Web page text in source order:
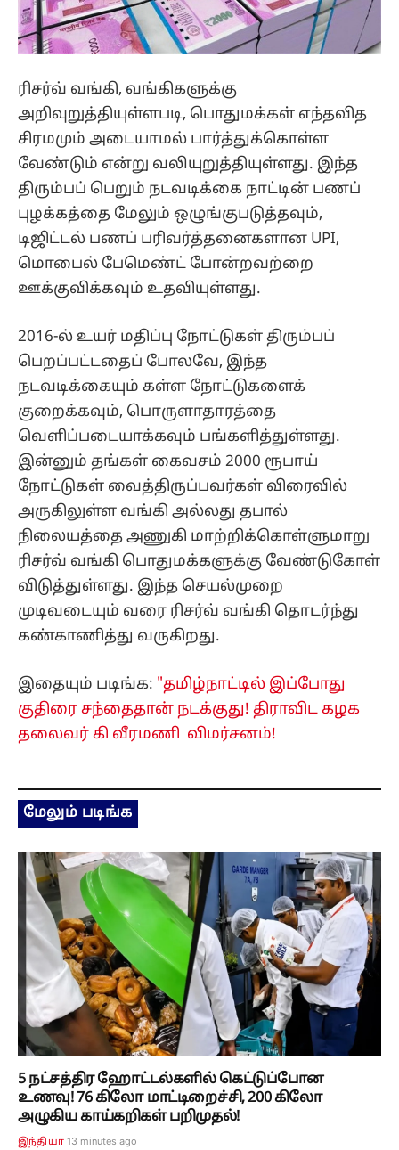
ரிசர்வ் வங்கி, வங்கிகளுக்கு
அறிவுறுத்தியுள்ளபடி, பொதுமக்கள் எந்தவித
சிரமமும் அடையாமல் பார்த்துக்கொள்ள
வேண்டும் என்று வலியுறுத்தியுள்ளது. இந்த
திரும்பப் பெறும் நடவடிக்கை நாட்டின் பணப்
புழக்கத்தை மேலும் ஒழுங்குபடுத்தவும்,
டிஜிட்டல் பணப் பரிவர்த்தனைகளான UPI,
மொபைல் பேமெண்ட் போன்றவற்றை
ஊக்குவிக்கவும் உதவியுள்ளது.
2016-ல் உயர் மதிப்பு நோட்டுகள் திரும்பப்
பெறப்பட்டதைப் போலவே, இந்த
நடவடிக்கையும் கள்ள நோட்டுகளைக்
குறைக்கவும், பொருளாதாரத்தை
வெளிப்படையாக்கவும் பங்களித்துள்ளது.
இன்னும் தங்கள் கைவசம் 2000 ரூபாய்
நோட்டுகள் வைத்திருப்பவர்கள் விரைவில்
அருகிலுள்ள வங்கி அல்லது தபால்
நிலையத்தை அணுகி மாற்றிக்கொள்ளுமாறு
ரிசர்வ் வங்கி பொதுமக்களுக்கு வேண்டுகோள்
விடுத்துள்ளது. இந்த செயல்முறை
முடிவடையும் வரை ரிசர்வ் வங்கி தொடர்ந்து
கண்காணித்து வருகிறது.
இதையும் படிங்க: "தமிழ்நாட்டில் இப்போது
குதிரை சந்தைதான் நடக்குது! திராவிட கழக
தலைவர் கி வீரமணி விமர்சனம்!
மேலும் படிங்க
5 நட்சத்திர ஹோட்டல்களில் கெட்டுப்போன
உணவு! 76 கிலோ மாட்டிறைச்சி, 200 கிலோ
அழுகிய காய்கறிகள் பறிமுதல்!
இந்தியா 13 minutes ago